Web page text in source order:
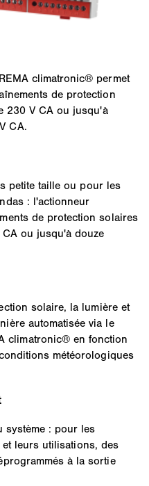
climatronic® permet
de protection
230 V CA ou jusqu'à
CA.
petite taille ou pour les
: l'actionneur
de protection solaires
ou jusqu'à douze
solaire, la lumière et
automatisée via le
climatronic® en fonction
météorologiques
système : pour les
leurs utilisations, des
à la sortie